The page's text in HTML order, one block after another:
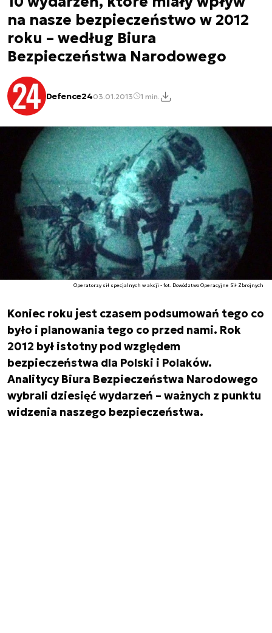
na nasze bezpieczeństwo w 2012
roku – według Biura
Bezpieczeństwa Narodowego
Defence2403.01.2013 1 min.
Operatorzy sił specjalnych w akcji - fot. Dowództwo Operacyjne Sił Zbrojnych
Koniec roku jest czasem podsumowań tego co
było i planowania tego co przed nami. Rok
2012 był istotny pod względem
bezpieczeństwa dla Polski i Polaków.
Analitycy Biura Bezpieczeństwa Narodowego
wybrali dziesięć wydarzeń – ważnych z punktu
widzenia naszego bezpieczeństwa.